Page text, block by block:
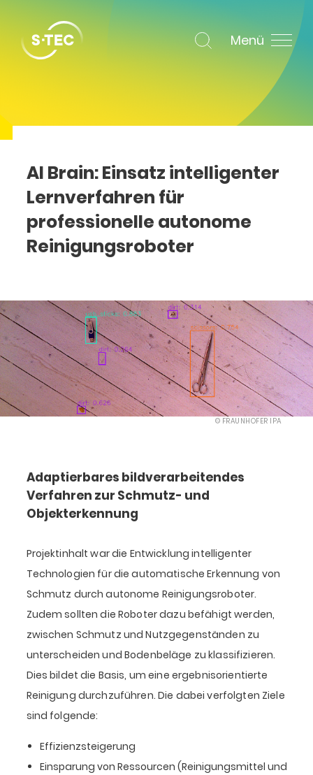
Menü
AI Brain: Einsatz intelligenter
Lernverfahren für
professionelle autonome
Reinigungsroboter
© FRAUNHOFER IPA
Adaptierbares bildverarbeitendes
Verfahren zur Schmutz- und
Objekterkennung
Projektinhalt war die Entwicklung intelligenter
Technologien für die automatische Erkennung von
Schmutz durch autonome Reinigungsroboter.
Zudem sollten die Roboter dazu befähigt werden,
zwischen Schmutz und Nutzgegenständen zu
unterscheiden und Bodenbeläge zu klassifizieren.
Dies bildet die Basis, um eine ergebnisorientierte
Reinigung durchzuführen. Die dabei verfolgten Ziele
sind folgende:
Effizienzsteigerung
Einsparung von Ressourcen (Reinigungsmittel und